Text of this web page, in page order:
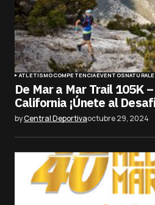
ATLETISMOCOMPETENCIAEVENTOS
De Mar a Mar Trail 105K
California ¡Únete al
byCentral Deportivaoctubre 29, 2024